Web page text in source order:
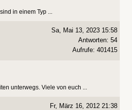
in einem Typ ...
Sa, Mai 13, 2023 15:58
Antworten: 54
Aufrufe: 401415
unterwegs. Viele von euch ...
Fr, März 16, 2012 21:38